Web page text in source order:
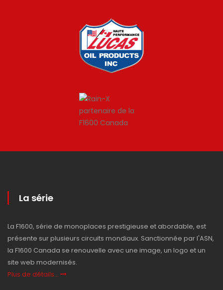
La série
La F1600, série de monoplaces prestigieuse et abordable, est
présente sur plusieurs circuits mondiaux. Sanctionnée par l'ASN,
la F1600 Canada se renouvelle avec une image, un logo et un
site web modernisés.
Plus de détails...